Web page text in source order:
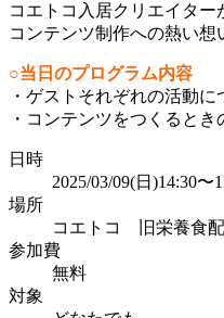
コエトコ入居クリエイター
コンテンツ制作への熱い想
○当日のプログラム内容
・ゲストそれぞれの活動に
・コンテンツをつくると
日時
2025/03/09(日)14:30〜
場所
コエトコ 旧栄養食
参加費
無料
対象